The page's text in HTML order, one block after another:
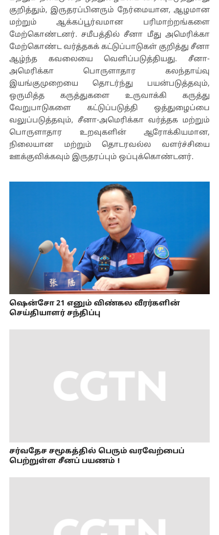
குறித்தும், இருதரப்பினரும் நேர்மையான, ஆழமான
மற்றும் ஆக்கப்பூர்வமான பரிமாற்றங்களை
மேற்கொண்டனர். சமீபத்தில் சீனா மீது அமெரிக்கா
மேற்கொண்ட வர்த்தகக் கட்டுப்பாடுகள் குறித்து சீனா
ஆழ்ந்த கவலையை வெளிப்படுத்தியது. சீனா-
அமெரிக்கா பொருளாதார கலந்தாய்வு
இயங்குமுறையை தொடர்ந்து பயன்படுத்தவும்,
ஒருமித்த கருத்துகளை உருவாக்கி கருத்து
வேறுபாடுகளை கட்டுப்படுத்தி ஒத்துழைப்பை
வலுப்படுத்தவும், சீனா-அமெரிக்கா வர்த்தக மற்றும்
பொருளாதார உறவுகளின் ஆரோக்கியமான,
நிலையான மற்றும் தொடரவல்ல வளர்ச்சியை
ஊக்குவிக்கவும் இருதரப்பும் ஒப்புக்கொண்டனர்.
ஷென்சோ 21 எனும் விண்கல வீரர்களின்
செய்தியாளர் சந்திப்பு
சர்வதேச சமூகத்தில் பெரும் வரவேற்பைப்
பெற்றுள்ள சீனப் பயணம்！